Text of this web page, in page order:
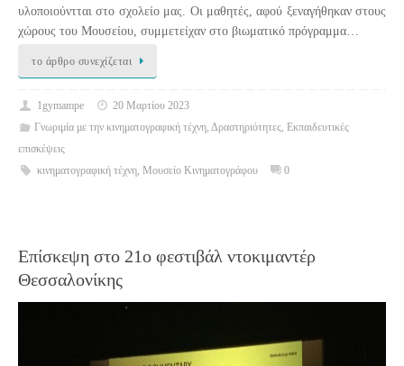
υλοποιούντται στο σχολείο μας. Οι μαθητές, αφού ξεναγήθηκαν στους
χώρους του Μουσείου, συμμετείχαν στο βιωματικό πρόγραμμα…
το άρθρο συνεχίζεται
1gymampe
20 Μαρτίου 2023
Γνωριμία με την κινηματογραφική τέχνη, Δραστηριότητες, Εκπαιδευτικές
επισκέψεις
κινηματογραφική τέχνη, Μουσείο Κινηματογράφου 0
Επίσκεψη στο 21ο φεστιβάλ ντοκιμαντέρ
Θεσσαλονίκης